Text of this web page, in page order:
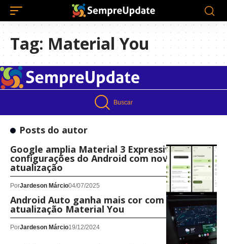
Tag: Material You
Buscar
Posts do autor
Google amplia Material 3 Expressive nas
configurações do Android com nova
atualização
PorJardeson Márcio04/07/2025
Android Auto ganha mais cor com a
atualização Material You
PorJardeson Márcio19/12/2024